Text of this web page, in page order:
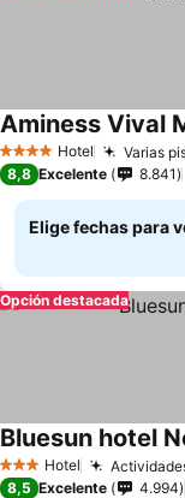
4 EstrellasHotel Varias
Aminess Vival
8,8 Excelente 8.841
Elige fechas para
Opción destacada
3 Estrellas
Hotel
Bluesun hotel
8,5 Excelente 4.994